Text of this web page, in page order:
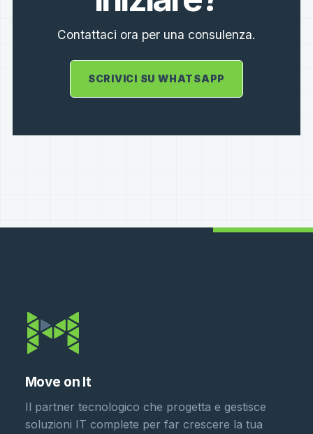
Contattaci ora per una consulenza.
SCRIVICI SU WHATSAPP
Move on It
Il partner tecnologico che progetta e gestisce
soluzioni IT complete per far crescere la tua